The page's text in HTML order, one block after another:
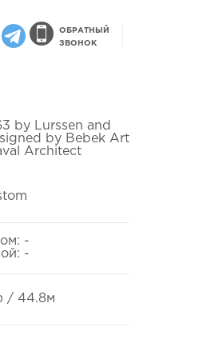
ОБРАТНЫЙ
ЗВОНОК
by Lurssen and
by Bebek Art
Architect
-
-
/ 44.8м